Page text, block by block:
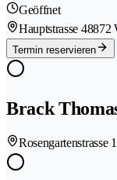
Geöffnet
Hauptstrasse 48872
Termin reservieren
Brack
Rosengartenstrasse